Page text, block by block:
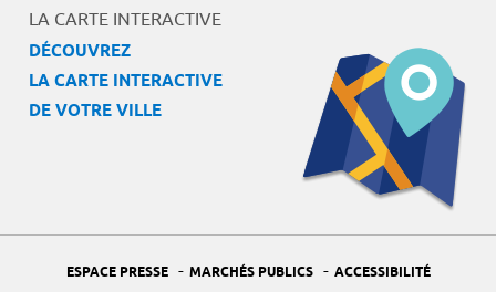
LA CARTE INTERACTIVE
DÉCOUVREZ
LA CARTE INTERACTIVE
DE VOTRE VILLE
ESPACE PRESSE - MARCHÉS PUBLICS - ACCESSIBILITÉ